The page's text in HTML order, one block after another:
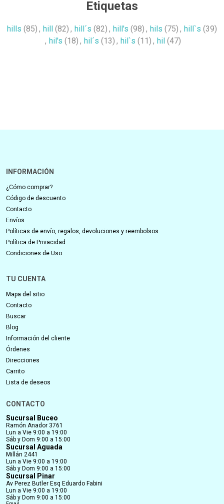
Etiquetas
hills (85) , hill (82) , hill´s (82) , hill's (98) , hils (75) , hill`s (39)
, hil's (18) , hil´s (13) , hil`s (11) , hil (47)
INFORMACIÓN
¿Cómo comprar?
Código de descuento
Contacto
Envíos
Políticas de envío, regalos, devoluciones y reembolsos
Política de Privacidad
Condiciones de Uso
TU CUENTA
Mapa del sitio
Contacto
Buscar
Blog
Información del cliente
Órdenes
Direcciones
Carrito
Lista de deseos
CONTACTO
Sucursal Buceo
Ramón Anador 3761
Lun a Vie 9:00 a 19:00
Sáb y Dom 9:00 a 15:00
Sucursal Aguada
Millán 2441
Lun a Vie 9:00 a 19:00
Sáb y Dom 9:00 a 15:00
Sucursal Pinar
Av Perez Butler Esq Eduardo Fabini
Lun a Vie 9:00 a 19:00
Sáb y Dom 9:00 a 15:00